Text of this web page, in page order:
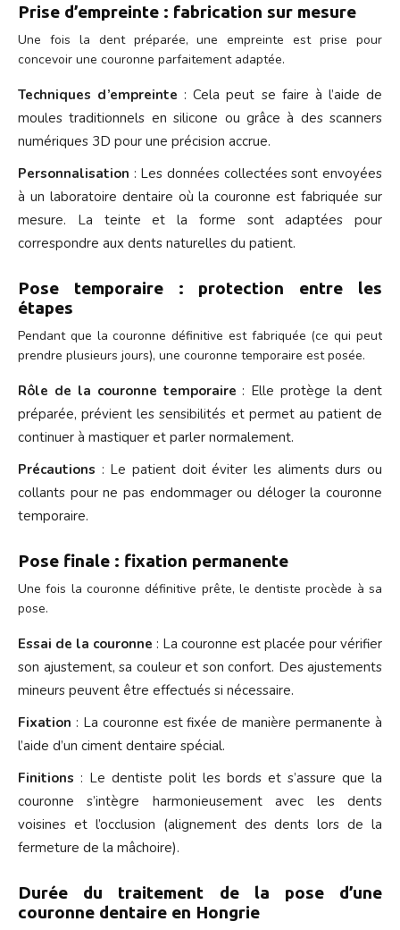
Prise d’empreinte : fabrication sur mesure
Une fois la dent préparée, une empreinte est prise pour
concevoir une couronne parfaitement adaptée.
Techniques d’empreinte : Cela peut se faire à l’aide de
moules traditionnels en silicone ou grâce à des scanners
numériques 3D pour une précision accrue.
Personnalisation : Les données collectées sont envoyées
à un laboratoire dentaire où la couronne est fabriquée sur
mesure. La teinte et la forme sont adaptées pour
correspondre aux dents naturelles du patient.
Pose temporaire : protection entre les
étapes
Pendant que la couronne définitive est fabriquée (ce qui peut
prendre plusieurs jours), une couronne temporaire est posée.
Rôle de la couronne temporaire : Elle protège la dent
préparée, prévient les sensibilités et permet au patient de
continuer à mastiquer et parler normalement.
Précautions : Le patient doit éviter les aliments durs ou
collants pour ne pas endommager ou déloger la couronne
temporaire.
Pose finale : fixation permanente
Une fois la couronne définitive prête, le dentiste procède à sa
pose.
Essai de la couronne : La couronne est placée pour vérifier
son ajustement, sa couleur et son confort. Des ajustements
mineurs peuvent être effectués si nécessaire.
Fixation : La couronne est fixée de manière permanente à
l’aide d’un ciment dentaire spécial.
Finitions : Le dentiste polit les bords et s’assure que la
couronne s’intègre harmonieusement avec les dents
voisines et l’occlusion (alignement des dents lors de la
fermeture de la mâchoire).
Durée du traitement de la pose d’une
couronne dentaire en Hongrie